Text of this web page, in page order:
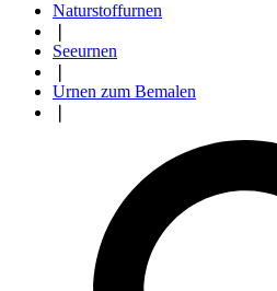
Naturstoffurnen
Seeurnen
Urnen zum Bemalen